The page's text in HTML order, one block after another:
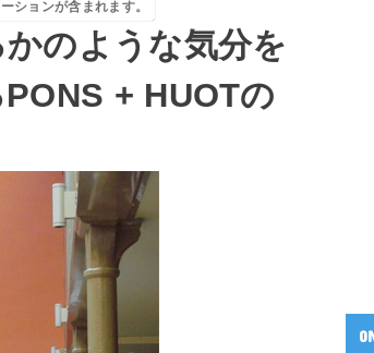
ションが含まれます。
のような気分を
+ HUOTの